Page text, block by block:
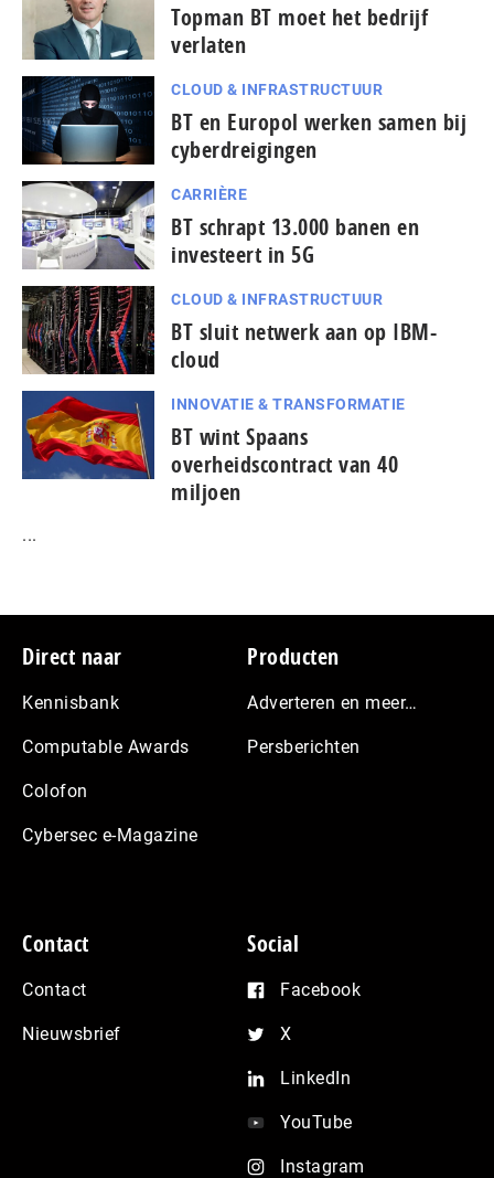
Topman BT moet het bedrijf
verlaten
CLOUD & INFRASTRUCTUUR
BT en Europol werken samen bij
cyberdreigingen
CARRIÈRE
BT schrapt 13.000 banen en
investeert in 5G
CLOUD & INFRASTRUCTUUR
BT sluit netwerk aan op IBM-
cloud
INNOVATIE & TRANSFORMATIE
BT wint Spaans
overheidscontract van 40
miljoen
...
Footer
Direct naar
Kennisbank
Computable Awards
Colofon
Cybersec e-Magazine
Producten
Adverteren en meer…
Persberichten
Contact
Contact
Nieuwsbrief
Social
Facebook
X
LinkedIn
YouTube
Instagram